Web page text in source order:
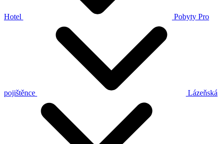
Hotel Pobyty Pro
pojištěnce Lázeňská